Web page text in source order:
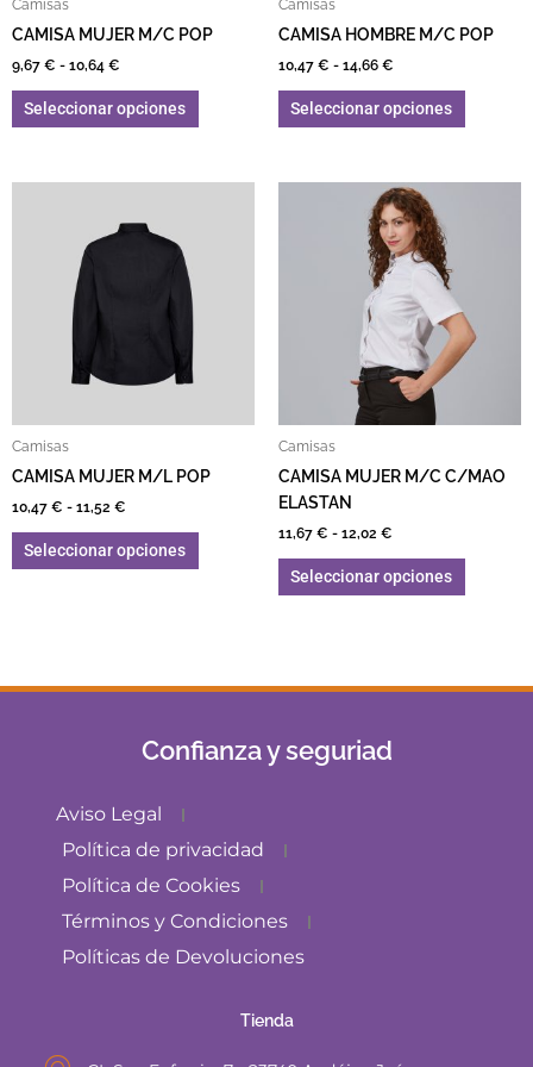
Camisas
CAMISA MUJER M/C POP
9,67 € - 10,64 €
Seleccionar opciones
Camisas
CAMISA HOMBRE M/C POP
10,47 € - 14,66 €
Seleccionar opciones
Camisas
CAMISA MUJER M/L POP
10,47 € - 11,52 €
Rango de precios: desde 10,47 € hasta 11,52 €
Seleccionar opciones
Este producto tiene múltiples variantes.
Camisas
CAMISA MUJER M/C C/MAO
ELASTAN
11,67 € - 12,02 €
Rango de precios:
Seleccionar opciones
Confianza y seguriad
Aviso Legal
Política de privacidad
Política de Cookies
Términos y Condiciones
Políticas de Devoluciones
Tienda